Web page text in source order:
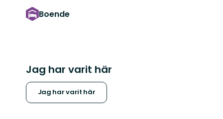
Boende
Jag har varit här
Jag har varit här